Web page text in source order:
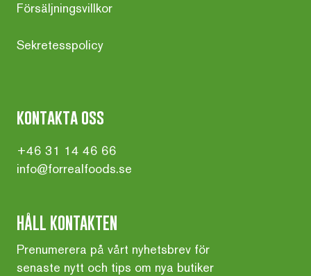
Försäljningsvillkor
Sekretesspolicy
kontakta oss
+46 31 14 46 66
info@forrealfoods.se
HÅLL KONTAKTEN
Prenumerera på vårt nyhetsbrev för
senaste nytt och tips om nya butiker